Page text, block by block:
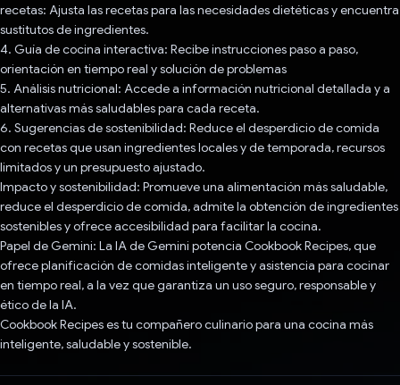
recetas: Ajusta las recetas para las necesidades dietéticas y encuentra
sustitutos de ingredientes.
4. Guía de cocina interactiva: Recibe instrucciones paso a paso,
orientación en tiempo real y solución de problemas
5. Análisis nutricional: Accede a información nutricional detallada y a
alternativas más saludables para cada receta.
6. Sugerencias de sostenibilidad: Reduce el desperdicio de comida
con recetas que usan ingredientes locales y de temporada, recursos
limitados y un presupuesto ajustado.
Impacto y sostenibilidad: Promueve una alimentación más saludable,
reduce el desperdicio de comida, admite la obtención de ingredientes
sostenibles y ofrece accesibilidad para facilitar la cocina.
Papel de Gemini: La IA de Gemini potencia Cookbook Recipes, que
ofrece planificación de comidas inteligente y asistencia para cocinar
en tiempo real, a la vez que garantiza un uso seguro, responsable y
ético de la IA.
Cookbook Recipes es tu compañero culinario para una cocina más
inteligente, saludable y sostenible.